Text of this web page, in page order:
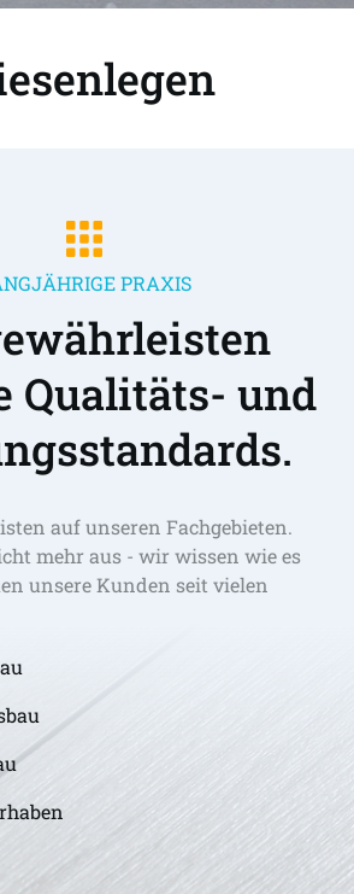
PRAXIS
Qualitäts- und
auf unseren Fachgebieten.
mehr aus - wir wissen wie es
unsere Kunden seit vielen